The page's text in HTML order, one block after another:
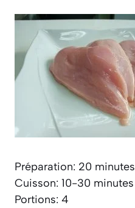
Préparation: 20 minutes
Cuisson: 10-30 minutes
Portions: 4